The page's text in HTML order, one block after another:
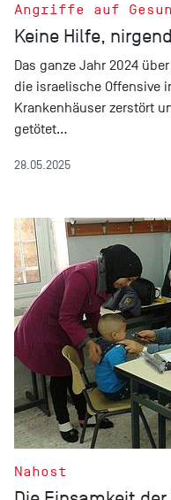
Angriffe auf
Keine Hilfe,
Das ganze Jahr 2024
die israelische Offensive
Krankenhäuser zerstört
getötet…
28.05.2025
Nahost